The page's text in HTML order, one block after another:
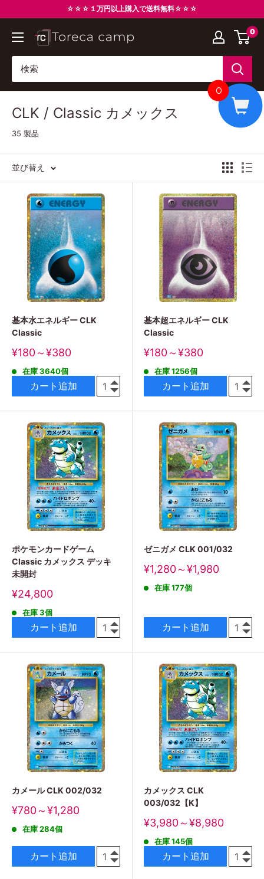
☆☆☆１万円以上購入で送料無料☆☆☆
ト
カ
キ
ン
プ
0
CLK / Classic カメックス
35 製品
並び替え
基本水エネルギー CLK
Classic
販
価
¥180～¥380
在庫 3640個
カート追加
基本超エネルギー CLK
Classic
販
価
¥180～¥380
在庫 1256個
カート追加
ポケモンカードゲーム
Classic カメックス デッキ
未開封
販
価
¥24,800
在庫 3個
カート追加
ゼニガメ CLK 001/032
販
価
¥1,280～¥1,980
在庫 177個
カート追加
カメール CLK 002/032
販
価
¥780～¥1,280
在庫 284個
カート追加
カメックス CLK
003/032【K】
販
価
¥3,980～¥8,980
在庫 145個
カート追加
0